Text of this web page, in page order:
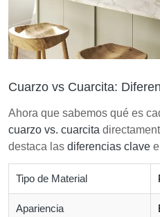
Cuarzo vs Cuarcita:
Ahora que sabemos qué es
cuarzo vs. cuarcita
destaca las diferencias clave
Tipo de Material
Apariencia